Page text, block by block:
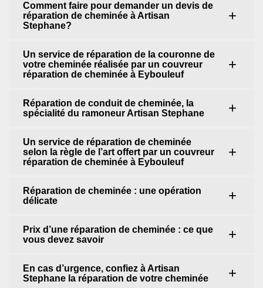
Comment faire pour demander un devis de
réparation de cheminée à Artisan
Stephane?
Un service de réparation de la couronne de
votre cheminée réalisée par un couvreur
réparation de cheminée à Eybouleuf
Réparation de conduit de cheminée, la
spécialité du ramoneur Artisan Stephane
Un service de réparation de cheminée
selon la règle de l’art offert par un couvreur
réparation de cheminée à Eybouleuf
Réparation de cheminée : une opération
délicate
Prix d’une réparation de cheminée : ce que
vous devez savoir
En cas d’urgence, confiez à Artisan
Stephane la réparation de votre cheminée